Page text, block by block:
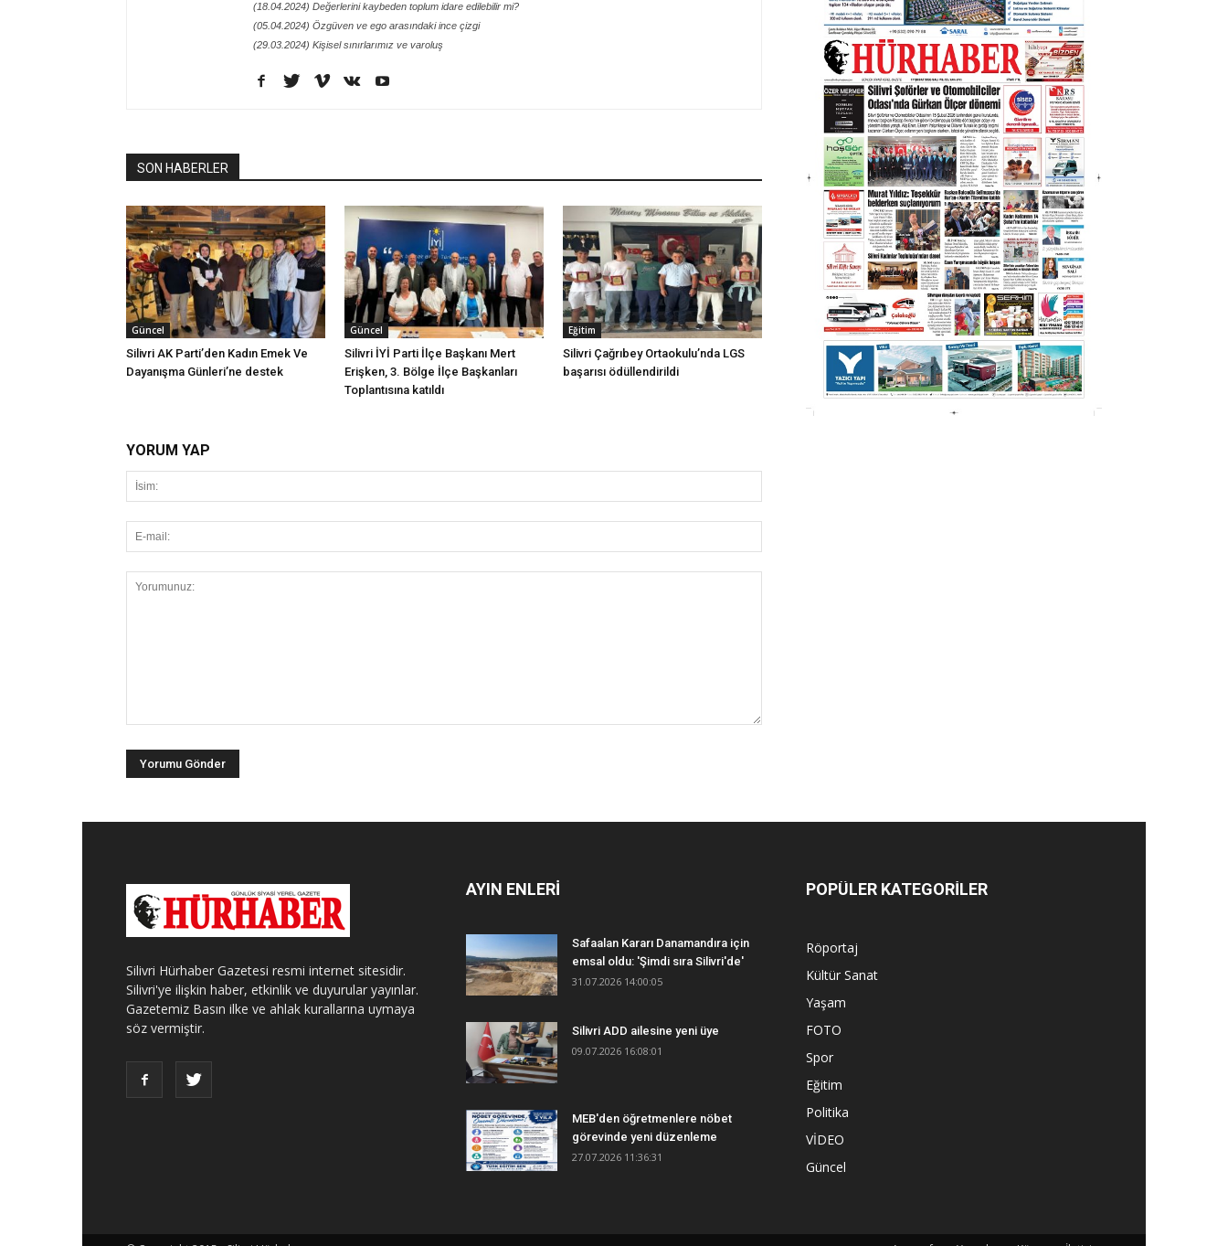
(18.04.2024) Değerlerini kaybeden toplum idare edilebilir mi?
(05.04.2024) Özgüven ve ego arasındaki ince çizgi
(29.03.2024) Kişisel sınırlarımız ve varoluş
SON HABERLER
Güncel
Silivri AK Parti’den Kadın Emek Ve
Dayanışma Günleri’ne destek
Güncel
Silivri İYİ Parti İlçe Başkanı Mert
Erişken, 3. Bölge İlçe Başkanları
Toplantısına katıldı
Eğitim
Silivri Çağrıbey Ortaokulu’nda LGS
başarısı ödüllendirildi
YORUM YAP
Silivri Hürhaber Gazetesi resmi internet sitesidir.
Silivri'ye ilişkin haber, etkinlik ve duyurular yayınlar.
Gazetemiz Basın ilke ve ahlak kurallarına uymaya
söz vermiştir.
AYIN ENLERİ
Safaalan Kararı Danamandıra için
emsal oldu: 'Şimdi sıra Silivri'de'
31.07.2026 14:00:05
Silivri ADD ailesine yeni üye
09.07.2026 16:08:01
MEB'den öğretmenlere nöbet
görevinde yeni düzenleme
27.07.2026 11:36:31
POPÜLER KATEGORİLER
Röportaj
Kültür Sanat
Yaşam
FOTO
Spor
Eğitim
Politika
VİDEO
Güncel